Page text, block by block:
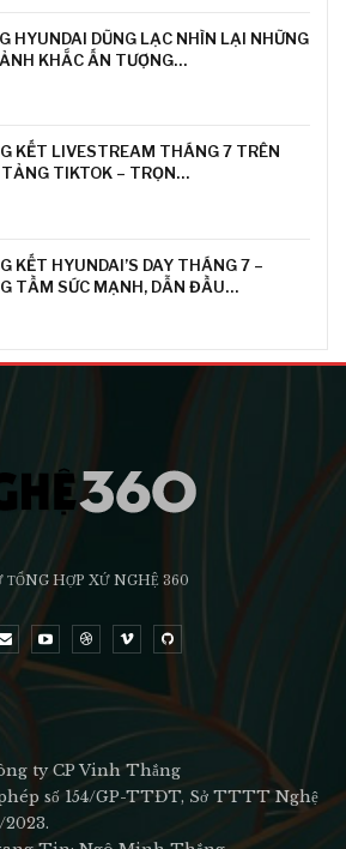
HYUNDAI DŨNG LẠC NHÌN LẠI NHỮNG
KHẮC ẤN TƯỢNG…
KẾT LIVESTREAM THÁNG 7 TRÊN
TẢNG TIKTOK – TRỌN…
KẾT HYUNDAI’S DAY THÁNG 7 –
TẦM SỨC MẠNH, DẪN ĐẦU…
HỢP XỨ NGHỆ 360
ty CP Vinh Thắng
số 154/GP-TTĐT, Sở TTTT Nghệ